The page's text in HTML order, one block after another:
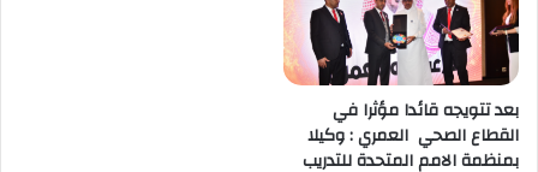
بعد تتويجه قائدا مؤثرا في
القطاع الصحي العمري : وكيلا
بمنظمة الامم المتحدة للتدريب